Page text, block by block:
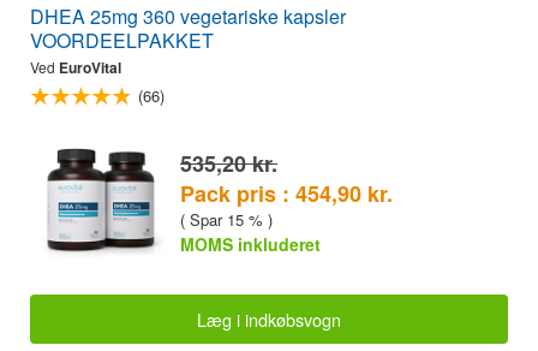
DHEA 25mg 360 vegetariske kapsler
VOORDEELPAKKET
Ved EuroVital
(66)
535,20 kr.
Pack pris : 454,90 kr.
( Spar 15 % )
MOMS inkluderet
Læg i indkøbsvogn